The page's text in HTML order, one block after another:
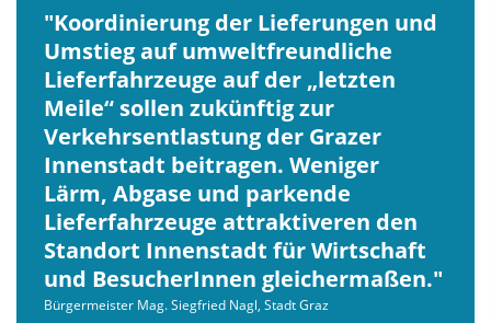
Koordinierung der Lieferungen und
Umstieg auf umweltfreundliche
Lieferfahrzeuge auf der „letzten
Meile“ sollen zukünftig zur
Verkehrsentlastung der Grazer
Innenstadt beitragen. Weniger
Lärm, Abgase und parkende
Lieferfahrzeuge attraktiveren den
Standort Innenstadt für Wirtschaft
und BesucherInnen gleichermaßen.
Bürgermeister Mag. Siegfried Nagl, Stadt Graz